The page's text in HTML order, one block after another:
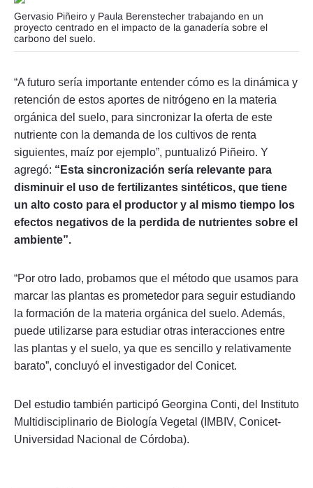
Gervasio Piñeiro y Paula Berenstecher trabajando en un
proyecto centrado en el impacto de la ganadería sobre el
carbono del suelo.
“A futuro sería importante entender cómo es la dinámica y
retención de estos aportes de nitrógeno en la materia
orgánica del suelo, para sincronizar la oferta de este
nutriente con la demanda de los cultivos de renta
siguientes, maíz por ejemplo”, puntualizó Piñeiro. Y
agregó: “Esta sincronización sería relevante para
disminuir el uso de fertilizantes sintéticos, que tiene
un alto costo para el productor y al mismo tiempo los
efectos negativos de la perdida de nutrientes sobre el
ambiente”.
“Por otro lado, probamos que el método que usamos para
marcar las plantas es prometedor para seguir estudiando
la formación de la materia orgánica del suelo. Además,
puede utilizarse para estudiar otras interacciones entre
las plantas y el suelo, ya que es sencillo y relativamente
barato”, concluyó el investigador del Conicet.
Del estudio también participó Georgina Conti, del Instituto
Multidisciplinario de Biología Vegetal (IMBIV, Conicet-
Universidad Nacional de Córdoba).